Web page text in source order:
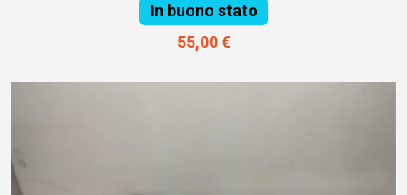
In buono stato
55,00 €